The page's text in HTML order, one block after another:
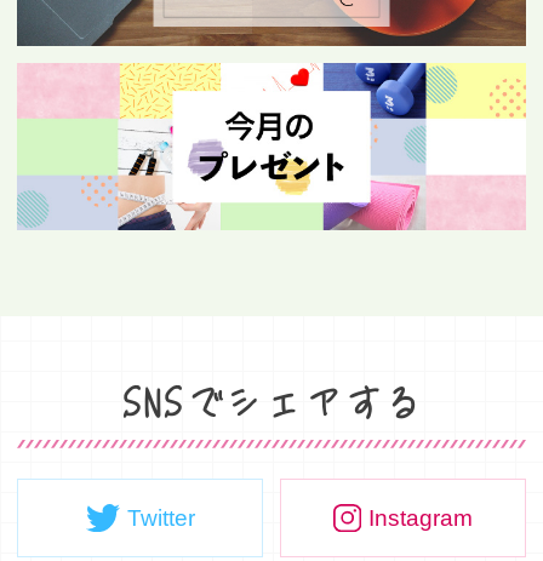
SNSでシェアする
Twitter Instagram